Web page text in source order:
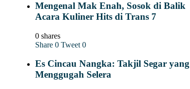
Mengenal Mak Enah, Sosok di Balik
Acara Kuliner Hits di Trans 7
0 shares
Share 0 Tweet 0
Es Cincau Nangka: Takjil Segar yang
Menggugah Selera